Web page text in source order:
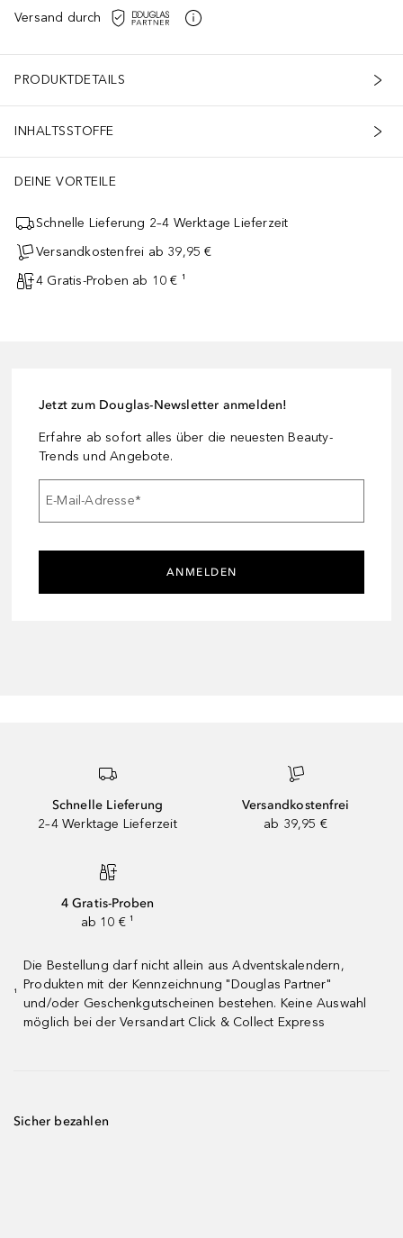
Versand durch
PRODUKTDETAILS
INHALTSSTOFFE
DEINE VORTEILE
Schnelle Lieferung 2–4 Werktage Lieferzeit
Versandkostenfrei ab 39,95 €
4 Gratis-Proben ab 10 € ¹
Jetzt zum Douglas-Newsletter anmelden!
Erfahre ab sofort alles über die neuesten Beauty-
Trends und Angebote.
E-Mail-Adresse*
ANMELDEN
Schnelle Lieferung
2–4 Werktage Lieferzeit
Versandkostenfrei
ab 39,95 €
4 Gratis-Proben
ab 10 € ¹
¹
Die Bestellung darf nicht allein aus Adventskalendern,
Produkten mit der Kennzeichnung "Douglas Partner"
und/oder Geschenkgutscheinen bestehen. Keine Auswahl
möglich bei der Versandart Click & Collect Express
Sicher bezahlen